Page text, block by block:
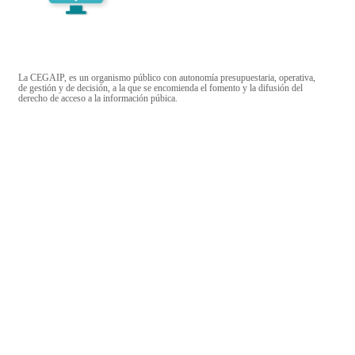
La CEGAIP, es un organismo público con autonomía presupuestaria, operativa,
de gestión y de decisión, a la que se encomienda el fomento y la difusión del
derecho de acceso a la información púbica.